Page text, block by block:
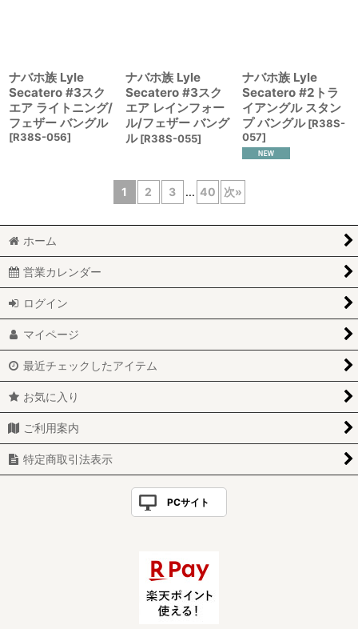
ナバホ族 Lyle
Secatero #3スク
エア ライトニング/
フェザー バングル
[R38S-056]
ナバホ族 Lyle
Secatero #3スク
エア レインフォー
ル/フェザー バング
ル [R38S-055]
ナバホ族 Lyle
Secatero #2トラ
イアングル スタン
プ バングル [R38S-
057]
1 2 3 ... 40 次»
ホーム
営業カレンダー
ログイン
マイページ
最近チェックしたアイテム
お気に入り
ご利用案内
特定商取引法表示
PCサイト